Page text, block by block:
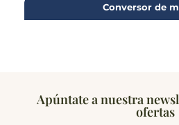
Conversor de
Apúntate a nuestra
ofertas